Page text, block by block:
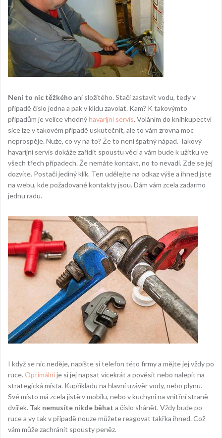
Není to nic těžkého ani složitého. Stačí zastavit vodu, tedy v
případě číslo jedna a pak v klidu zavolat. Kam? K takovýmto
případům je velice vhodnýhavarijní servis. Voláním do knihkupectví
sice lze v takovém případě uskutečnit, ale to vám zrovna moc
neprospěje. Nuže, co vy na to? Že to není špatný nápad. Takový
havarijní servis dokáže zařídit spoustu věcí a vám bude k užitku ve
všech třech případech. Že nemáte kontakt, no to nevadí. Zde se jej
dozvíte. Postačí jediný klik. Ten udělejte na odkaz výše a ihned jste
na webu, kde požadované kontakty jsou. Dám vám zcela zadarmo
jednu radu.
I když se nic neděje, napište si telefon této firmy a mějte jej vždy po
ruce. Optimálníje si jej napsat vícekrát a pověsit nebo nalepit na
strategická místa. Kupříkladu na hlavní uzávěr vody, nebo plynu.
Své místo má zcela jistě v mobilu, nebo v kuchyni na vnitřní straně
dvířek. Tak nemusíte nikde běhat a číslo shánět. Vždy bude po
ruce a vy tak v případě nouze můžete reagovat takřka ihned. Což
vám může zachránit spousty peněz.